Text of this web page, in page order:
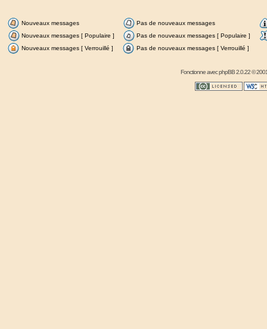
Nouveaux messages
Pas de nouveaux messages
Nouveaux messages [ Populaire ]
Pas de nouveaux messages [ Populaire ]
Nouveaux messages [ Verrouillé ]
Pas de nouveaux messages [ Verrouillé ]
Fonctionne avecphpBB2.0.22 ©